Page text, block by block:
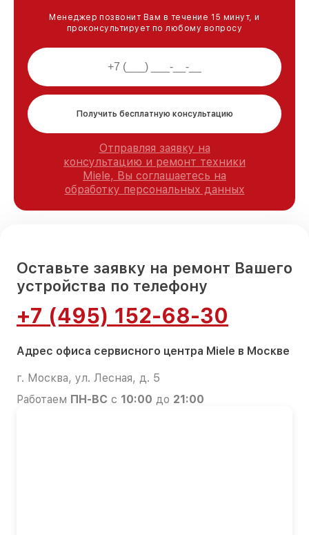
Менеджер позвонит Вам в течение 15 минут, и
проконсультирует по любому вопросу
Получить бесплатную консультацию
Отправляя заявку на
консультацию и ремонт техники
Miele, Вы соглашаетесь на
обработку персональных данных
Оставьте заявку на ремонт Вашего
устройства по телефону
+7 (495) 152-68-30
Адрес офиса сервисного центра Miele в Москве
г. Москва, ул. Лесная, д. 5
Работаем ПН-ВС с 10:00 до 21:00